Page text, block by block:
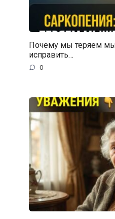
Почему мы теряем
исправить…
0